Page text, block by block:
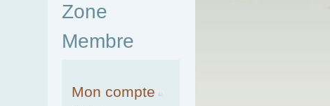
Zone
Membre
Mon compte